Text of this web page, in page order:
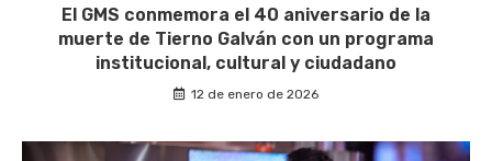
El GMS conmemora el 40 aniversario de la
muerte de Tierno Galván con un programa
institucional, cultural y ciudadano
12 de enero de 2026